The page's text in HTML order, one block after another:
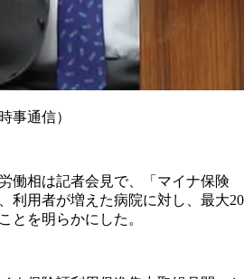
事通信）
働相は記者会見で、「マイナ保険
利用者が増えた病院に対し、最大20
とを明らかにした。